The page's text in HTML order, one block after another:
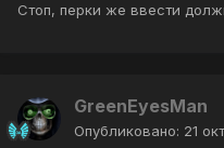
Стоп, перки же ввести
GreenEyesMan
Опубликовано: 21